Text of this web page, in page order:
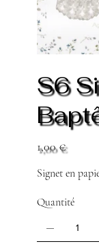
S6
1,00 €
Signet en
Quantité